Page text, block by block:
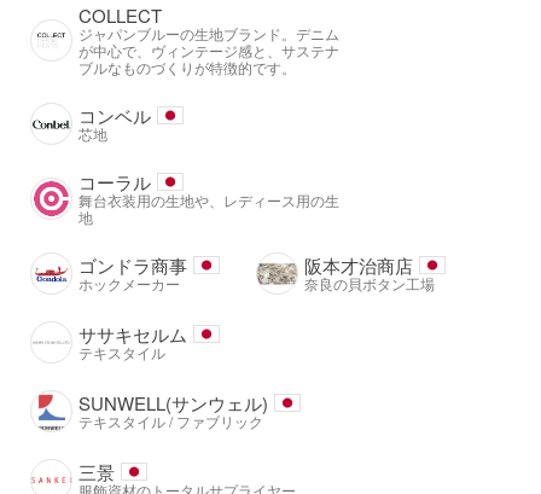
COLLECT
ジャパンブルーの生地ブランド。デニム
が中心で、ヴィンテージ感と、サステナ
ブルなものづくりが特徴的です。
コンベル
芯地
コーラル
舞台衣装用の生地や、レディース用の生
地
ゴンドラ商事
ホックメーカー
阪本才治商店
奈良の貝ボタン工場
ササキセルム
テキスタイル
SUNWELL(サンウェル)
テキスタイル / ファブリック
三景
服飾資材のトータルサプライヤー